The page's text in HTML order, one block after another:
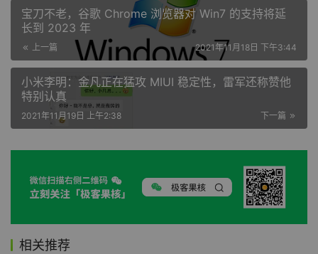
宝刀不老，谷歌 Chrome 浏览器对 Win7 的支持将延
长到 2023 年
上一篇 2021年11月18日 下午3:44
小米李明：金凡正在猛攻 MIUI 稳定性，雷军还称赞他
特别认真
下一篇
2021年11月19日 上午2:38
相关推荐